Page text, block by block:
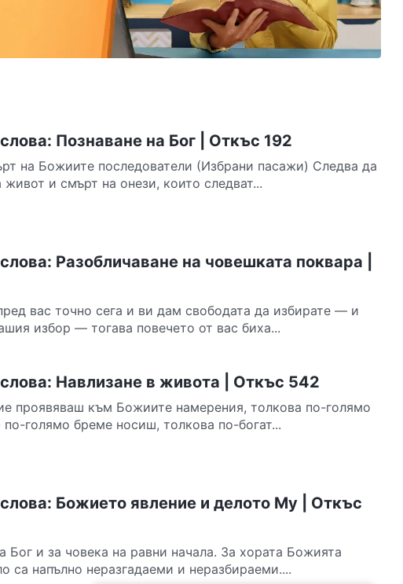
Познаване на Бог | Откъс 192
на Божиите последователи (Избрани пасажи) Следва да
и смърт на онези, които следват...
Разобличаване на човешката поквара |
вас точно сега и ви дам свободата да избирате — и
избор — тогава повечето от вас биха...
Навлизане в живота | Откъс 542
проявяваш към Божиите намерения, толкова по-голямо
голямо бреме носиш, толкова по-богат...
Божието явление и делото Му | Откъс
и за човека на равни начала. За хората Божията
са напълно неразгадаеми и неразбираеми....